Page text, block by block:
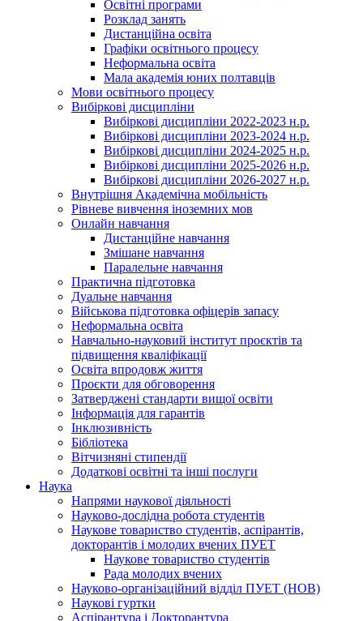
Освітні програми
Розклад занять
Дистанційна освіта
Графіки освітнього процесу
Неформальна освіта
Мала академія юних полтавців
Мови освітнього процесу
Вибіркові дисципліни
Вибіркові дисципліни 2022-2023 н.р.
Вибіркові дисципліни 2023-2024 н.р.
Вибіркові дисципліни 2024-2025 н.р.
Вибіркові дисципліни 2025-2026 н.р.
Вибіркові дисципліни 2026-2027 н.р.
Внутрішня Академічна мобільність
Рівневе вивчення іноземних мов
Онлайн навчання
Дистанційне навчання
Змішане навчання
Паралельне навчання
Практична підготовка
Дуальне навчання
Військова підготовка офіцерів запасу
Неформальна освіта
Навчально-науковий інститут проєктів та
підвищення кваліфікації
Освіта впродовж життя
Проєкти для обговорення
Затверджені стандарти вищої освіти
Інформація для гарантів
Інклюзивність
Бібліотека
Вітчизняні стипендії
Додаткові освітні та інші послуги
Наука
Напрями наукової діяльності
Науково-дослідна робота студентів
Наукове товариство студентів, аспірантів,
докторантів і молодих вчених ПУЕТ
Наукове товариство студентів
Рада молодих вчених
Науково-організаційний відділ ПУЕТ (НОВ)
Наукові гуртки
Аспірантура і Докторантура